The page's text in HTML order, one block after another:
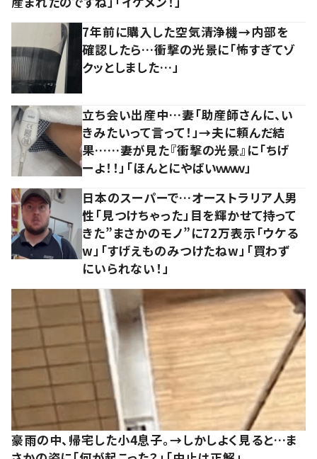
7年前に購入した空気清浄機→内部を
確認したら…衝撃の光景に「怖すぎてゾ
クッとしました…」
立ち会い出産中…妻「助産師さんに、い
きみたいって言って！」→夫に頼んだ結
果……妻が見た『衝撃の光景』に「ちげ
ーよ！！」「ほんとにやばいｗｗｗ」
日本のスーパーで…オーストラリア人男
性「見つけちゃった」目を輝かせて持って
きた”まさかのモノ”に72万表示「ウケる
w」「すげえものみつけたねw」「買わず
にいられない！」
豪雨の中、帰宅した小4息子。→しかしよく見ると…ま